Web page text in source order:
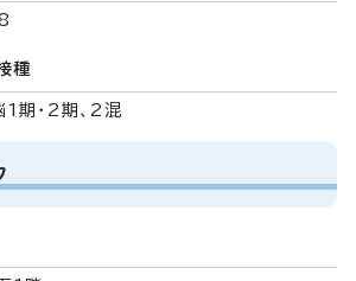
種
1期・2期、2混